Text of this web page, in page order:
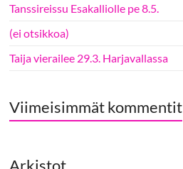
Tanssireissu Esakalliolle pe 8.5.
(ei otsikkoa)
Taija vierailee 29.3. Harjavallassa
Viimeisimmät kommentit
Arkistot